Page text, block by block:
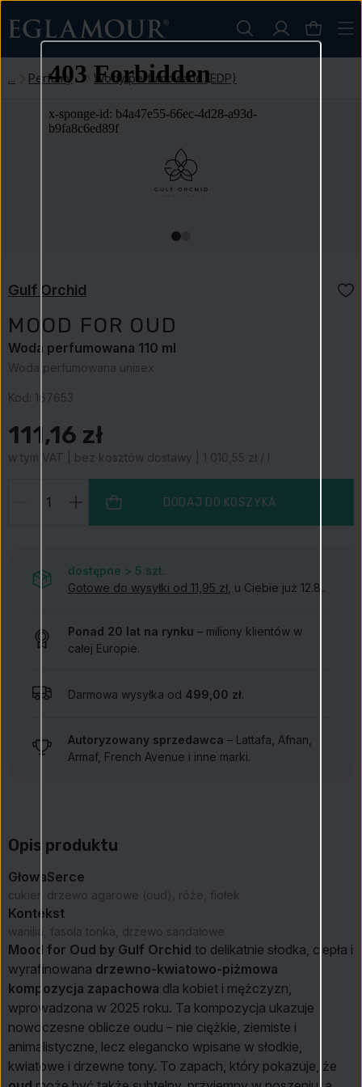
Perfumy Wody perfumowane (EDP)
Gulf Orchid
MOOD FOR OUD
Woda perfumowana 110 ml
Woda perfumowana unisex
Kod: 167653
111,16 zł
w tym VAT | bez kosztów dostawy | 1 010,55 zł / l
DODAJ DO KOSZYKA
dostępne > 5 szt.
Gotowe do wysyłki od 11,95 zł , u Ciebie już 12.8..
Ponad 20 lat na rynku – miliony klientów w
całej Europie.
Darmowa wysyłka od 499,00 zł.
Autoryzowany sprzedawca – Lattafa, Afnan,
Armaf, French Avenue i inne marki.
Opis produktu
Głowa
cukier
Serce
drzewo agarowe (oud), róże, fiołek
Kontekst
wanilia, fasola tonka, drzewo sandałowe
Mood for Oud by Gulf Orchid to delikatnie słodka, ciepła i
wyrafinowana drzewno-kwiatowo-piżmowa
kompozycja zapachowa dla kobiet i mężczyzn,
wprowadzona w 2025 roku. Ta kompozycja ukazuje
nowoczesne oblicze oudu – nie ciężkie, ziemiste i
animalistyczne, lecz elegancko wpisane w słodkie,
kwiatowe i drzewne tony. To zapach, który pokazuje, że